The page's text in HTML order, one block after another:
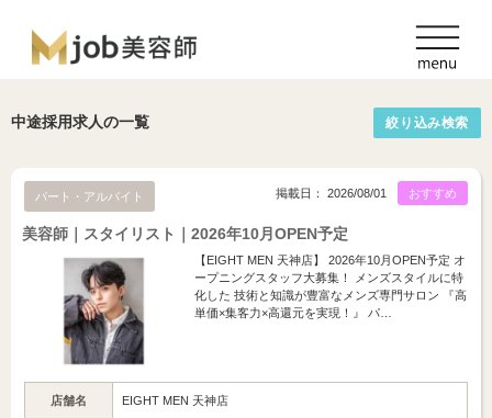
中途採用求人の一覧 絞り込み検索
パート・アルバイト おすすめ
掲載日： 2026/08/01
美容師｜スタイリスト｜2026年10月OPEN予定
【EIGHT MEN 天神店】 2026年10月OPEN予定 オ
ープニングスタッフ大募集！ メンズスタイルに特
化した 技術と知識が豊富なメンズ専門サロン 『高
単価×集客力×高還元を実現！』 パ…
店舗名 EIGHT MEN 天神店